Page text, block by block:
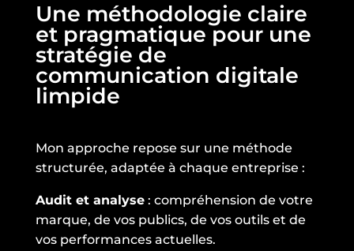
Une méthodologie claire
et pragmatique pour une
stratégie de
communication digitale
limpide
Mon approche repose sur une méthode
structurée, adaptée à chaque entreprise :
Audit et analyse: compréhension de votre
marque, de vos publics, de vos outils et de
vos performances actuelles.